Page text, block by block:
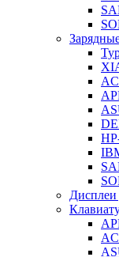
Дисплеи